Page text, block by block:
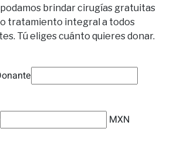
brindar cirugías gratuitas
tratamiento integral a todos
Tú eliges cuánto quieres donar.
MXN